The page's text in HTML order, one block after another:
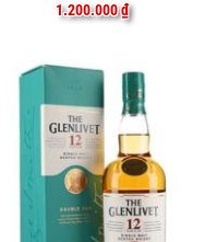
1.200.000₫